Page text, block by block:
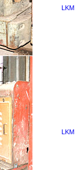
LKM
LKM